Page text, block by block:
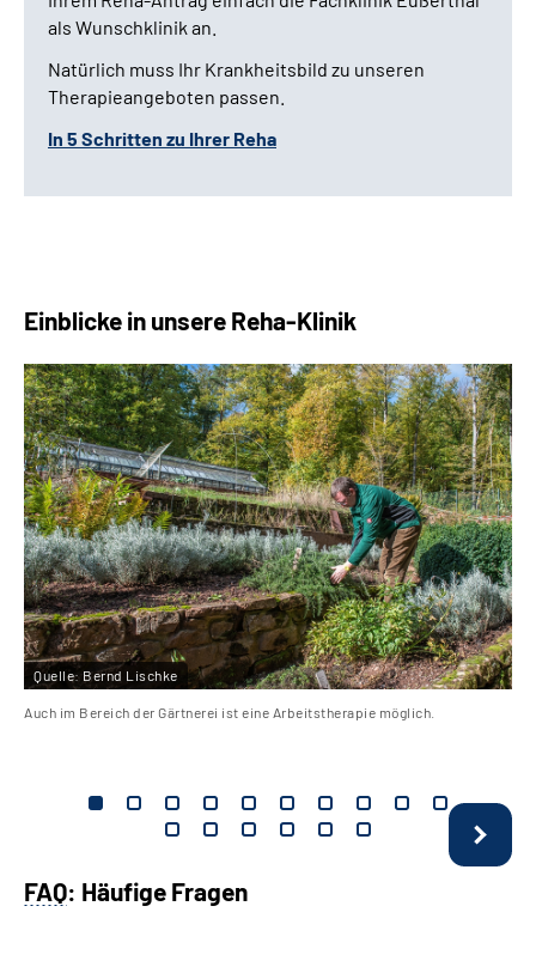
als Wunschklinik an.
Natürlich muss Ihr Krankheitsbild zu unseren
Therapieangeboten passen.
In 5 Schritten zu Ihrer Reha
Einblicke in unsere Reha-Klinik
Quelle: Bernd Lischke
Auch im Bereich der Gärtnerei ist eine Arbeitstherapie möglich.
FAQ: Häufige Fragen